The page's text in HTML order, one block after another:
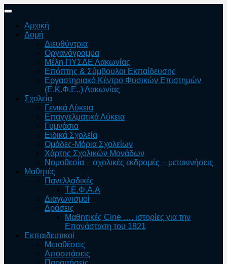
Skip
contentΑρχική
Δομή
Διευθύντρια
Οργανόγραμμα
Μέλη ΠΥΣΔΕ Λακωνίας
Επόπτης & Σύμβουλοι Εκπαίδευσης
Εργαστηριακό Κέντρο Φυσικών Επιστημών
(Ε.Κ.Φ.Ε..) Λακωνίας
Σχολεία
Γενικά Λύκεια
Επαγγελματικά Λύκεια
Γυμνάσια
Ειδικά Σχολεία
Ομάδες-Μόρια Σχολείων
Χάρτης Σχολικών Μονάδων
Νομοθεσία – σχολικές εκδρομές – μετακινήσεις
Μαθητές
Πανελλαδικές
Τ.Ε.Φ.Α.Α
Διαγωνισμοί
Δράσεις
Μαθητικές Cine …. ιστορίες για την
Επανάσταση του 1821
Εκπαιδευτικοί
Μεταθέσεις
Αποσπάσεις